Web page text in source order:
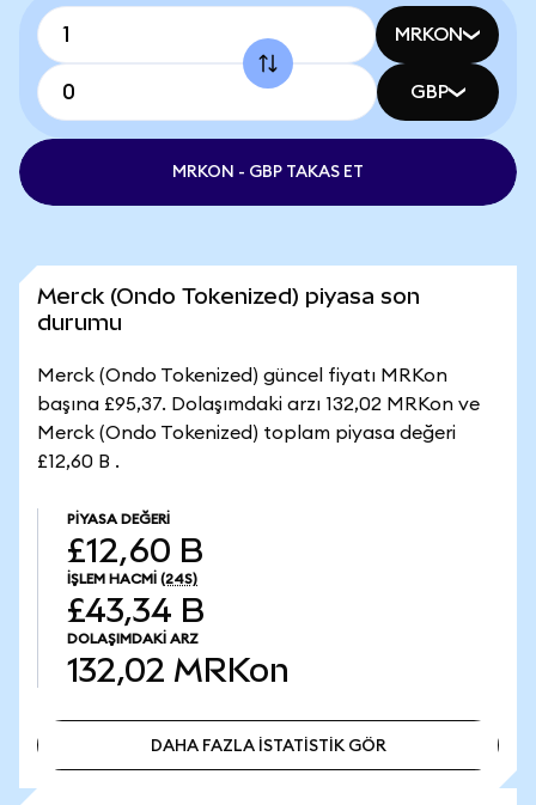
MRKON
GBP
MRKON - GBP TAKAS ET
Merck (Ondo Tokenized) piyasa son
durumu
Merck (Ondo Tokenized) güncel fiyatı MRKon
başına £95,37. Dolaşımdaki arzı 132,02 MRKon ve
Merck (Ondo Tokenized) toplam piyasa değeri
£12,60 B .
PIYASA DEĞERI
£12,60 B
İŞLEM HACMI (24S)
£43,34 B
DOLAŞIMDAKI ARZ
132,02 MRKon
DAHA FAZLA İSTATİSTİK GÖR